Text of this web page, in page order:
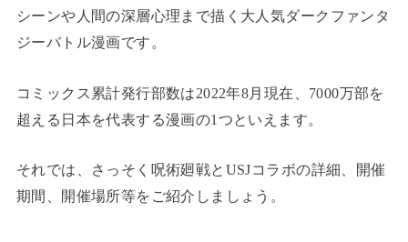
シーンや人間の深層心理まで描く大人気ダークファンタ
ジーバトル漫画です。
コミックス累計発行部数は2022年8月現在、7000万部を
超える日本を代表する漫画の1つといえます。
それでは、さっそく呪術廻戦とUSJコラボの詳細、開催
期間、開催場所等をご紹介しましょう。